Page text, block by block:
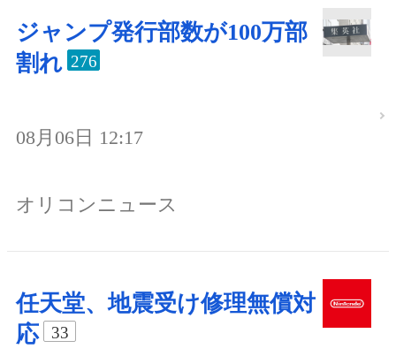
ジャンプ発行部数が100万部
割れ 276
08月06日 12:17
オリコンニュース
任天堂、地震受け修理無償対
応
33